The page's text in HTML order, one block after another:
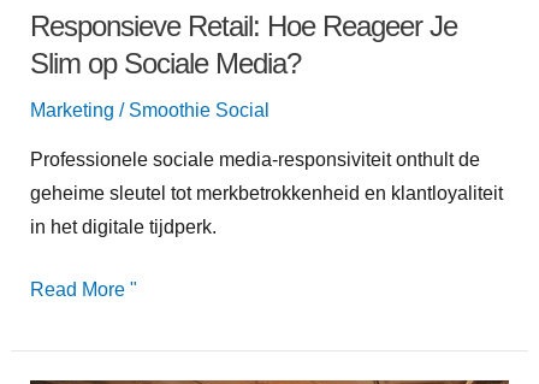
Responsieve Retail: Hoe Reageer Je
Slim op Sociale Media?
Marketing / Smoothie Social
Professionele sociale media-responsiviteit onthult de
geheime sleutel tot merkbetrokkenheid en klantloyaliteit
in het digitale tijdperk.
Read More "